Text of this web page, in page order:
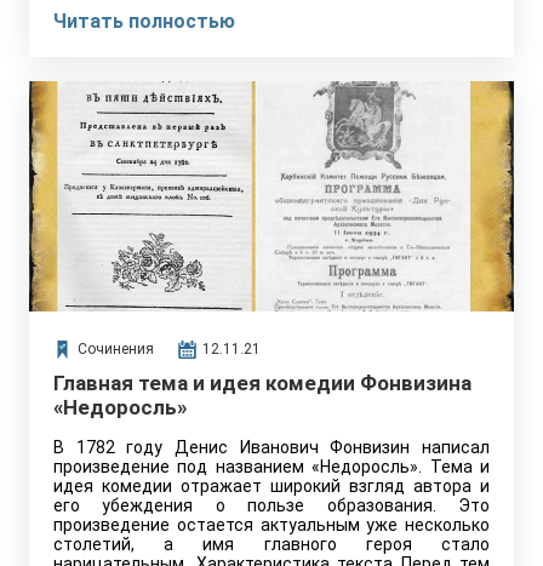
Читать полностью
Сочинения 12.11.21
Главная тема и идея комедии Фонвизина
«Недоросль»
В 1782 году Денис Иванович Фонвизин написал
произведение под названием «Недоросль». Тема и
идея комедии отражает широкий взгляд автора и
его убеждения о пользе образования. Это
произведение остается актуальным уже несколько
столетий, а имя главного героя стало